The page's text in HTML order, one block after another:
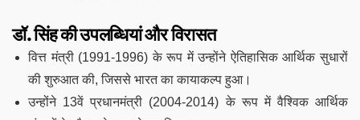
डॉ. सिंह की उपलब्धियां और विरासत
वित्त मंत्री (1991-1996) के रूप में उन्होंने ऐतिहासिक आर्थिक सुधारों
की शुरुआत की, जिससे भारत का कायाकल्प हुआ।
उन्होंने 13वें प्रधानमंत्री (2004-2014) के रूप में वैश्विक आर्थिक